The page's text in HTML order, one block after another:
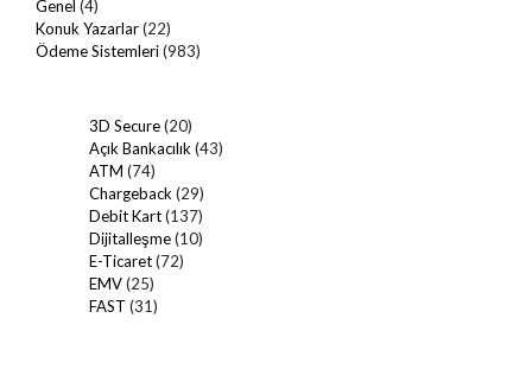
Genel (4)
Konuk Yazarlar(22)
Ödeme Sistemleri(983)
3D Secure(20)
Açık Bankacılık (43)
ATM (74)
Chargeback (29)
Debit Kart(137)
Dijitalleşme(10)
E-Ticaret(72)
EMV(25)
FAST (31)